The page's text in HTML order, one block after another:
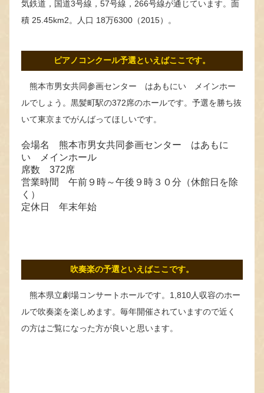
気鉄道，国道3号線，57号線，266号線が通じています。面
積 25.45km2。人口 18万6300（2015）。
ピアノコンクール予選といえばここです。
熊本市男女共同参画センター はあもにい メインホー
ルでしょう。黒髪町駅の372席のホールです。予選を勝ち抜
いて東京までがんばってほしいです。
会場名 熊本市男女共同参画センター はあもに
い メインホール
席数 372席
営業時間 午前９時～午後９時３０分（休館日を除
く）
定休日 年末年始
吹奏楽の予選といえばここです。
熊本県立劇場コンサートホールです。1,810人収容のホー
ルで吹奏楽を楽しめます。毎年開催されていますので近く
の方はご覧になった方が良いと思います。